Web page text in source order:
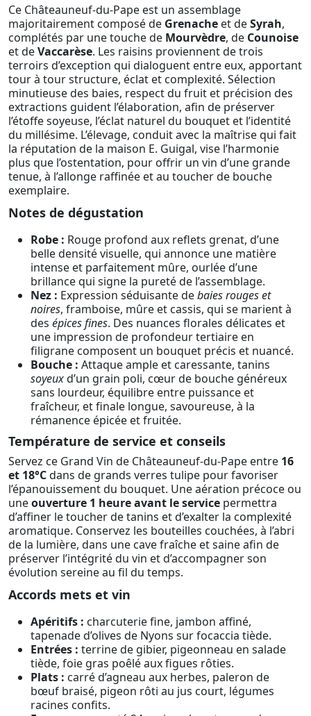
Ce Châteauneuf-du-Pape est un assemblage
majoritairement composé de Grenache et deSyrah,
complétés par une touche de Mourvèdre, de Counoise
et deVaccarèse. Les raisins proviennent de trois
terroirs d’exception qui dialoguent entre eux, apportant
tour à tour structure, éclat et complexité. Sélection
minutieuse des baies, respect du fruit et précision des
extractions guident l’élaboration, afin de préserver
l’étoffe soyeuse, l’éclat naturel du bouquet et l’identité
du millésime. L’élevage, conduit avec la maîtrise qui fait
la réputation de la maison E. Guigal, vise l’harmonie
plus que l’ostentation, pour offrir un vin d’une grande
tenue, à l’allonge raffinée et au toucher de bouche
exemplaire.
Notes de dégustation
Robe : Rouge profond aux reflets grenat, d’une
belle densité visuelle, qui annonce une matière
intense et parfaitement mûre, ourlée d’une
brillance qui signe la pureté de l’assemblage.
Nez : Expression séduisante debaies rouges et
noires, framboise, mûre et cassis, qui se marient à
des épices fines. Des nuances florales délicates et
une impression de profondeur tertiaire en
filigrane composent un bouquet précis et nuancé.
Bouche : Attaque ample et caressante, tanins
soyeuxd’un grain poli, cœur de bouche généreux
sans lourdeur, équilibre entre puissance et
fraîcheur, et finale longue, savoureuse, à la
rémanence épicée et fruitée.
Température de service et conseils
Servez ce Grand Vin de Châteauneuf-du-Pape entre 16
et 18°Cdans de grands verres tulipe pour favoriser
l’épanouissement du bouquet. Une aération précoce ou
uneouverture 1 heure avant le service permettra
d’affiner le toucher de tanins et d’exalter la complexité
aromatique. Conservez les bouteilles couchées, à l’abri
de la lumière, dans une cave fraîche et saine afin de
préserver l’intégrité du vin et d’accompagner son
évolution sereine au fil du temps.
Accords mets et vin
Apéritifs : charcuterie fine, jambon affiné,
tapenade d’olives de Nyons sur focaccia tiède.
Entrées : terrine de gibier, pigeonneau en salade
tiède, foie gras poêlé aux figues rôties.
Plats : carré d’agneau aux herbes, paleron de
bœuf braisé, pigeon rôti au jus court, légumes
racines confits.